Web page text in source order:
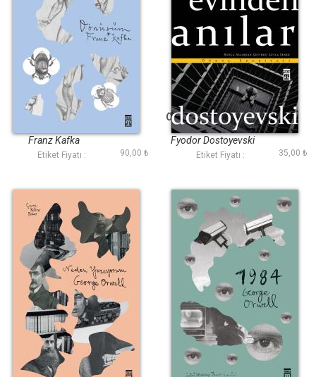
Dönüşüm (Dünya
Franz Kafka
Etiket Fiyatı : 90,00 ₺
Ölüler Evinden Anılar
(Timaş)
Fyodor Dostoyevski
Etiket Fiyatı : 35,00 ₺
Neden Yazıyorum 1984